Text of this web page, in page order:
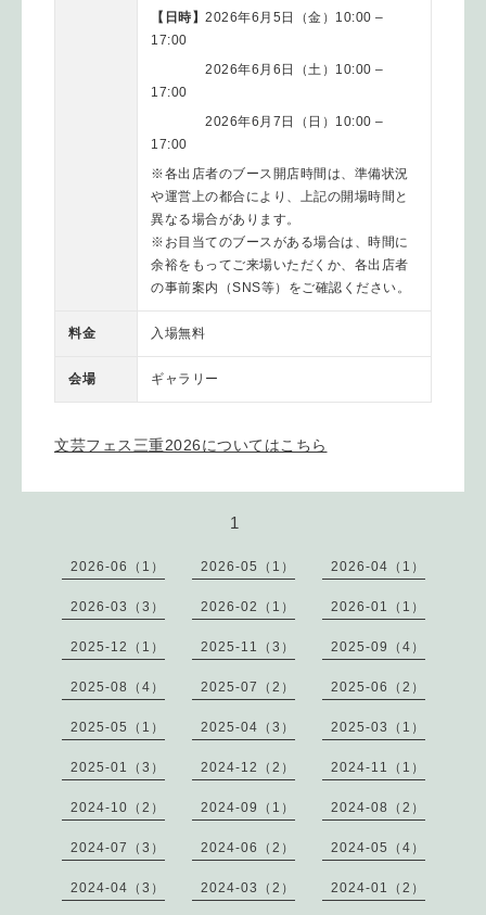
【日時】 2026年6月5日（金）10:00 –
17:00
2026年6月6日（土）10:00 –
17:00
2026年6月7日（日）10:00 –
17:00
※各出店者のブース開店時間は、準備状況
や運営上の都合により、上記の開場時間と
異なる場合があります。
※お目当てのブースがある場合は、時間に
余裕をもってご来場いただくか、各出店者
の事前案内（SNS等）をご確認ください。
料金 入場無料
会場 ギャラリー
文芸フェス三重2026についてはこちら
1
2026-06（1） 2026-05（1） 2026-04（1）
2026-03（3） 2026-02（1） 2026-01（1）
2025-12（1） 2025-11（3） 2025-09（4）
2025-08（4） 2025-07（2） 2025-06（2）
2025-05（1） 2025-04（3） 2025-03（1）
2025-01（3） 2024-12（2） 2024-11（1）
2024-10（2） 2024-09（1） 2024-08（2）
2024-07（3） 2024-06（2） 2024-05（4）
2024-04（3） 2024-03（2） 2024-01（2）